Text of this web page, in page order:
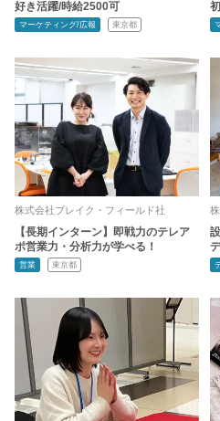
好き活躍/時給2500可
マーケティング/広報 東京都
株式会社ブレイク・フィールド社
【長期インターン】即戦力のテレア
ポ営業力・分析力が学べる！
営業 東京都